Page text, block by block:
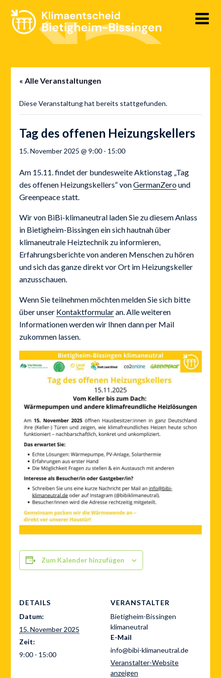
content
« Alle Veranstaltungen
Diese Veranstaltung hat bereits stattgefunden.
Tag des offenen Heizungskellers
15. November 2025 @ 9:00- 15:00
Am 15.11. findet der bundesweite Aktionstag „Tag
des offenen Heizungskellers“ vonGermanZeround
Greenpeace statt.
Wir von BiBi-klimaneutral laden Sie zu diesem Anlass
in Bietigheim-Bissingen ein sich hautnah über
klimaneutrale Heiztechnik zu informieren,
Erfahrungsberichte von anderen Menschen zu hören
und sich das ganze direkt vor Ort im Heizungskeller
anzusschauen.
Wenn Sie teilnehmen möchten melden Sie sich bitte
über unser Kontaktformularan. Alle weiteren
Informationen werden wir Ihnen dann per Mail
zukommen lassen.
Zum Kalender hinzufügen
DETAILS
Datum:
15. November 2025
Zeit:
9:00 - 15:00
VERANSTALTER
Bietigheim-Bissingen
klimaneutral
E-Mail
info@bibi-klimaneutral.de
Veranstalter-Website
anzeigen